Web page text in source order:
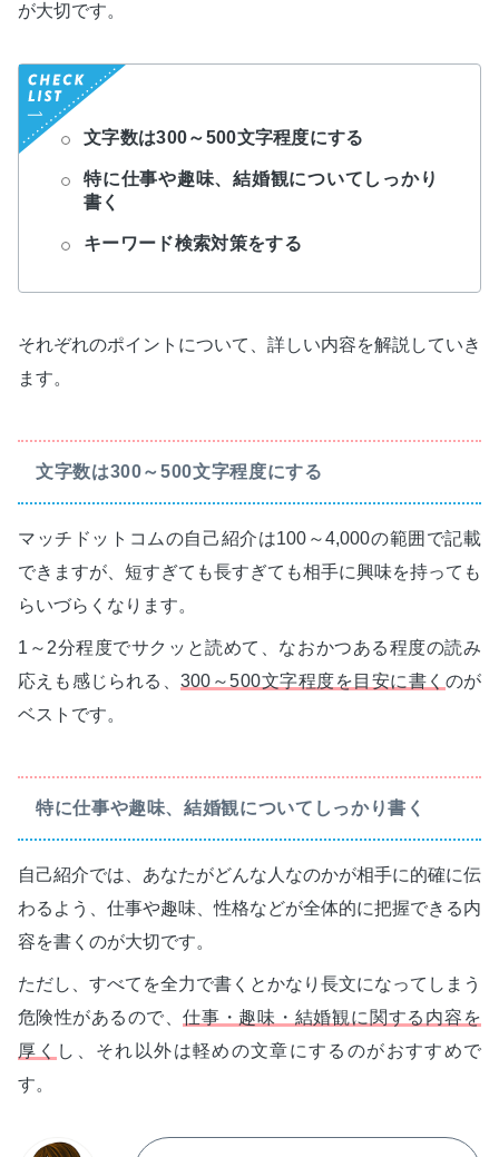
が大切です。
文字数は300～500文字程度にする
特に仕事や趣味、結婚観についてしっかり
書く
キーワード検索対策をする
それぞれのポイントについて、詳しい内容を解説していき
ます。
文字数は300～500文字程度にする
マッチドットコムの自己紹介は100～4,000の範囲で記載
できますが、短すぎても長すぎても相手に興味を持っても
らいづらくなります。
1～2分程度でサクッと読めて、なおかつある程度の読み
応えも感じられる、 300～500文字程度を目安に書く のが
ベストです。
特に仕事や趣味、結婚観についてしっかり書く
自己紹介では、あなたがどんな人なのかが相手に的確に伝
わるよう、仕事や趣味、性格などが全体的に把握できる内
容を書くのが大切です。
ただし、すべてを全力で書くとかなり長文になってしまう
危険性があるので、仕事・趣味・結婚観に関する内容を
厚く し、それ以外は軽めの文章にするのがおすすめで
す。